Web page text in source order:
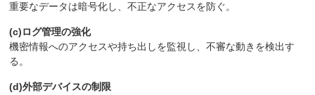
重要なデータは暗号化し、不正なアクセスを防ぐ。
(c)ログ管理の強化
機密情報へのアクセスや持ち出しを監視し、不審な動きを検出す
る。
(d)外部デバイスの制限